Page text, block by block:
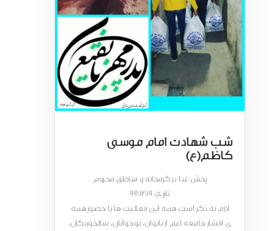
شب شهادت امام موسی
کاظم(ع)
پخش غدا در گرمخانه و مناطق محروم
تاریخ: 19\12\99
لازم به ذکر است همه این فعالیت ها با حضور همه
ی اقشار جامعه اعم از بانوان، نوجوانان، سالخوردگان،